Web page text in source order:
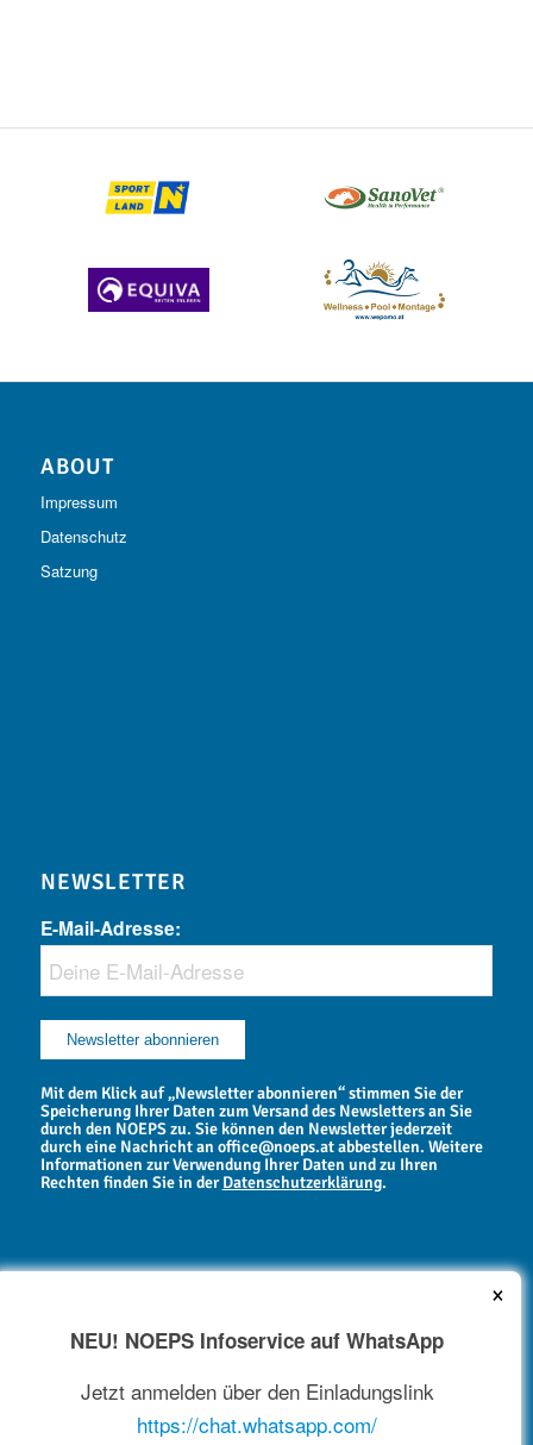
ABOUT
Impressum
Datenschutz
Satzung
NEWSLETTER
E-Mail-Adresse:
Mit dem Klick auf „Newsletter abonnieren“ stimmen Sie der
Speicherung Ihrer Daten zum Versand des Newsletters an Sie
durch den NOEPS zu. Sie können den Newsletter jederzeit
durch eine Nachricht an office@noeps.at abbestellen. Weitere
Informationen zur Verwendung Ihrer Daten und zu Ihren
Rechten finden Sie in derDatenschutzerklärung.
NEWSARCHIV
×
NEU! NOEPS Infoservice auf WhatsApp
Jetzt anmelden über den Einladungslink
https://chat.whatsapp.com/